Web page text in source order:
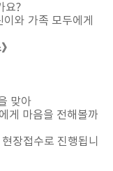
요?
와 가족 모두에게
맞아
게 마음을 전해볼까
장접수로 진행됩니